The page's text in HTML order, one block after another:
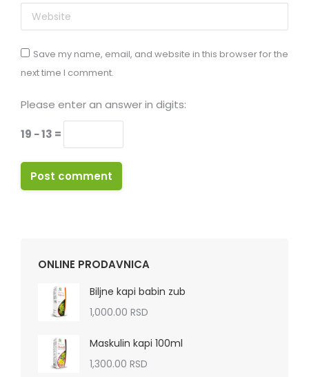
Website
Save my name, email, and website in this browser for the
next time I comment.
Please enter an answer in digits:
19 − 13 =
Post comment
ONLINE PRODAVNICA
Biljne kapi babin zub
1,000.00 RSD
Maskulin kapi 100ml
1,300.00 RSD